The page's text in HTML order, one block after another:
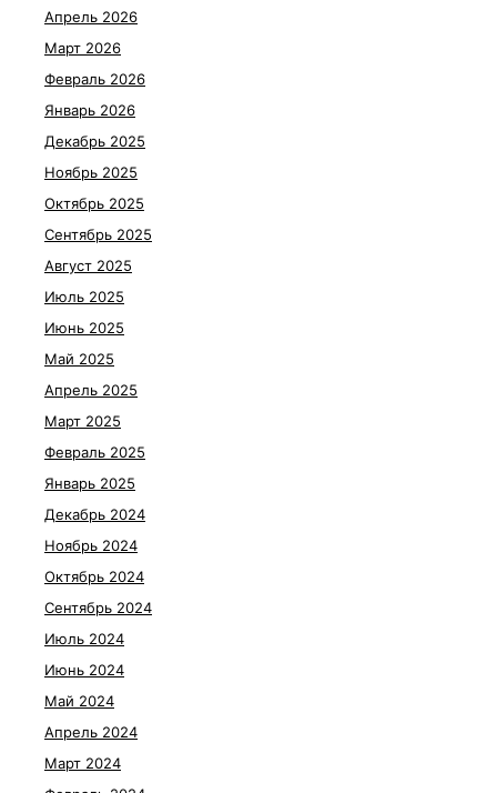
Апрель 2026
Март 2026
Февраль 2026
Январь 2026
Декабрь 2025
Ноябрь 2025
Октябрь 2025
Сентябрь 2025
Август 2025
Июль 2025
Июнь 2025
Май 2025
Апрель 2025
Март 2025
Февраль 2025
Январь 2025
Декабрь 2024
Ноябрь 2024
Октябрь 2024
Сентябрь 2024
Июль 2024
Июнь 2024
Май 2024
Апрель 2024
Март 2024